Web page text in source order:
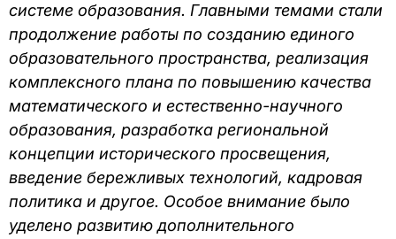
системе образования. Главными темами стали
продолжение работы по созданию единого
образовательного пространства, реализация
комплексного плана по повышению качества
математического и естественно-научного
образования, разработка региональной
концепции исторического просвещения,
введение бережливых технологий, кадровая
политика и другое. Особое внимание было
уделено развитию дополнительного